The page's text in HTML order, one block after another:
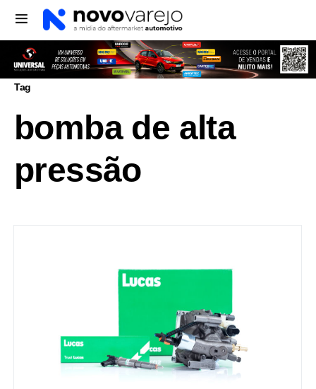
Tag
bomba de alta
pressão